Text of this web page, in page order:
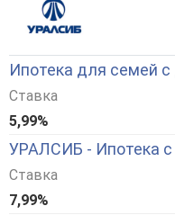
Ипотека для семей
Ставка
5,99%
УРАЛСИБ - Ипотека с
Ставка
7,99%